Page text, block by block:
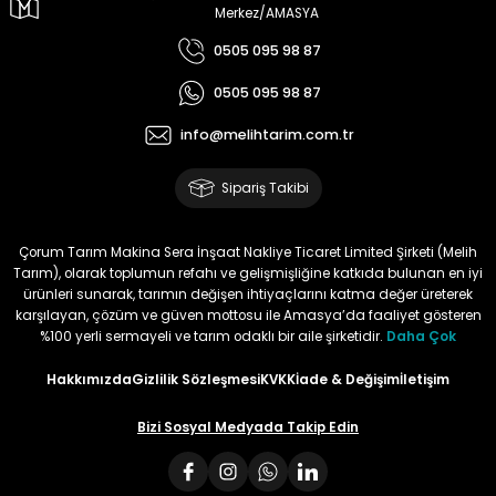
Kullandığımda yorum
Memnun Akkan | 23/01/2024
Bu ürün çok neşeli değil aynı
Bunun akibeti 2024 yazına belli
Deneyimini Paylaş
Merkez/AMASYA
0505 095 98 87
0505 095 98 87
info@melihtarim.com.tr
Sipariş Takibi
Çorum Tarım Makina Sera İnşaat Nakliye Ticaret Limited Şirketi (Melih
Tarım), olarak toplumun refahı ve gelişmişliğine katkıda bulunan en iyi
ürünleri sunarak, tarımın değişen ihtiyaçlarını katma değer üreterek
karşılayan, çözüm ve güven mottosu ile Amasya’da faaliyet gösteren
%100 yerli sermayeli ve tarım odaklı bir aile şirketidir. Daha Çok
HakkımızdaGizlilik SözleşmesiKVKKİade & Değişimİletişim
Bizi Sosyal Medyada Takip Edin